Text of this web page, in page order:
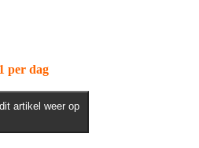
per dag
artikel weer op